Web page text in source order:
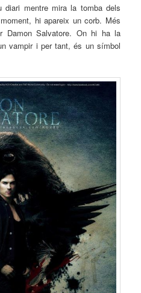
mentre mira la tomba dels
hi apareix un corb. Més
Damon Salvatore. On hi ha la
vampir i per tant, és un símbol